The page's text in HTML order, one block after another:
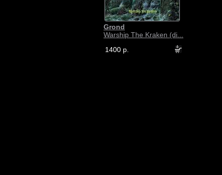
Grond
Warship The Kraken (di...
1400 р.